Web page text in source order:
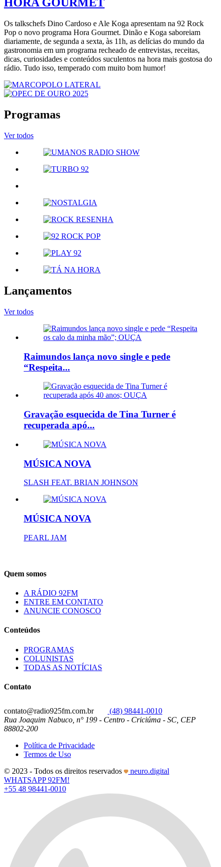
HORA GOURMET
Os talkschefs Dino Cardoso e Ale Koga apresentam na 92 Rock
Pop o novo programa Hora Gourmet. Dinão e Koga saboreiam
diariamente, de segunda a sexta, às 11h, as delícias do mundo da
gastronomia em um programa recheado de entrevistas, receitas,
dicas, curiosidades e conteúdos suculentos na hora mais gostosa do
rádio. Tudo isso, temperado com muito bom humor!
Programas
Ver todos
Lançamentos
Ver todos
Raimundos lança novo single e pede
“Respeita...
Gravação esquecida de Tina Turner é
recuperada apó...
MÚSICA NOVA
SLASH FEAT. BRIAN JOHNSON
MÚSICA NOVA
PEARL JAM
Quem somos
A RÁDIO 92FM
ENTRE EM CONTATO
ANUNCIE CONOSCO
Conteúdos
PROGRAMAS
COLUNISTAS
TODAS AS NOTÍCIAS
Contato
contato@radio925fm.com.br
(48) 98441-0010
Rua Joaquim Nabuco, n° 199 - Centro - Criciúma - SC, CEP
88802-200
Política de Privacidade
Termos de Uso
© 2023 - Todos os direitos reservados
neuro.digital
WHATSAPP 92FM!
+55 48 98441-0010